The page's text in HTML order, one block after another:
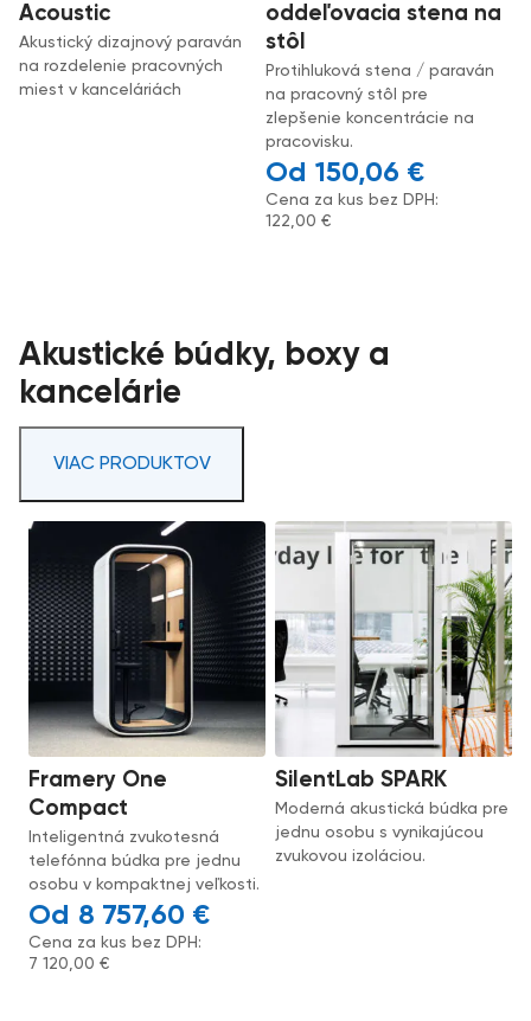
Acoustic
Akustický dizajnový paraván
na rozdelenie pracovných
miest v kanceláriách
oddeľovacia stena na
stôl
Protihluková stena / paraván
na pracovný stôl pre
zlepšenie koncentrácie na
pracovisku.
150,06 €
Cena za kus bez DPH:
122,00 €
Akustické búdky, boxy a
kancelárie
VIAC PRODUKTOV
Framery One
Compact
Inteligentná zvukotesná
telefónna búdka pre jednu
osobu v kompaktnej veľkosti.
8 757,60 €
Cena za kus bez DPH:
7 120,00€
SilentLab SPARK
Moderná akustická búdka pre
jednu osobu s vynikajúcou
zvukovou izoláciou.